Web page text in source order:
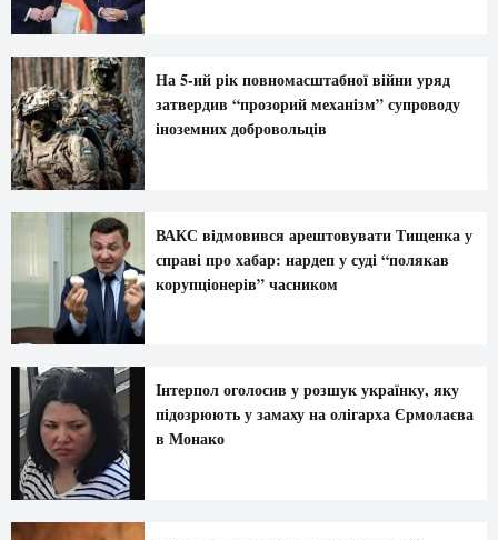
На 5-ий рік повномасштабної війни уряд
затвердив “прозорий механізм” супроводу
іноземних добровольців
ВАКС відмовився арештовувати Тищенка у
справі про хабар: нардеп у суді “полякав
корупціонерів” часником
Інтерпол оголосив у розшук українку, яку
підозрюють у замаху на олігарха Єрмолаєва
в Монако